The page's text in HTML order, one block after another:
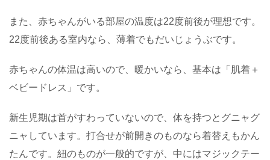
また、赤ちゃんがいる部屋の温度は22度前後が理想です。
22度前後ある室内なら、薄着でもだいじょうぶです。
赤ちゃんの体温は高いので、暖かいなら、基本は「肌着＋
ベビードレス」です。
新生児期は首がすわっていないので、体を持つとグニャグ
ニャしています。打合せが前開きのものなら着替えもかん
たんです。紐のものが一般的ですが、中にはマジックテー